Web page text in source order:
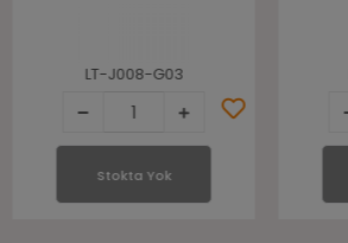
LT-J008-G03
Stokta Yok